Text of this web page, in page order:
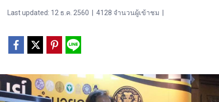
Last updated: 12 ธ.ค. 2560 4128 จำนวนผู้เข้าชม